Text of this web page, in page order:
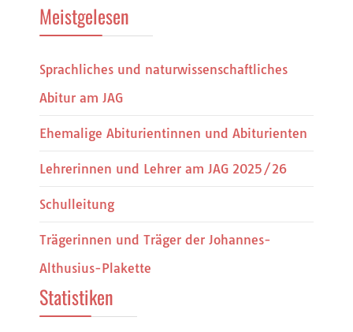
Meistgelesen
Sprachliches und naturwissenschaftliches
Abitur am JAG
Ehemalige Abiturientinnen und Abiturienten
Lehrerinnen und Lehrer am JAG 2025/26
Schulleitung
Trägerinnen und Träger der Johannes-
Althusius-Plakette
Statistiken